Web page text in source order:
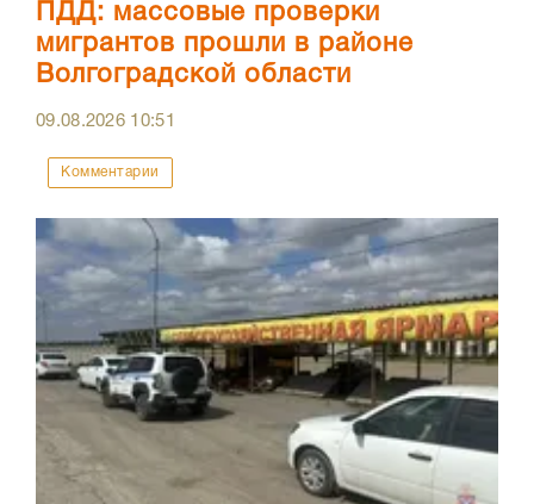
ПДД: массовые проверки
мигрантов прошли в районе
Волгоградской области
09.08.2026 10:51
Комментарии